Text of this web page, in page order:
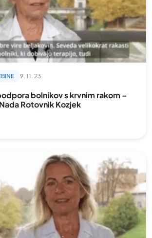
9. 11. 23.
bolnikov s krvnim rakom –
Rotovnik Kozjek